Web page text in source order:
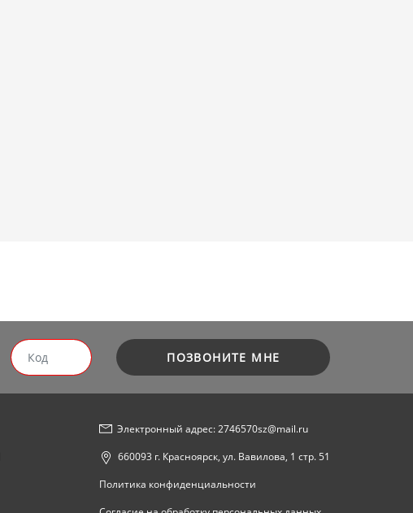
ПОЗВОНИТЕ МНЕ
Электронный адрес: 2746570sz@mail.ru
660093 г. Красноярск, ул. Вавилова, 1 стр. 51
Политика конфиденциальности